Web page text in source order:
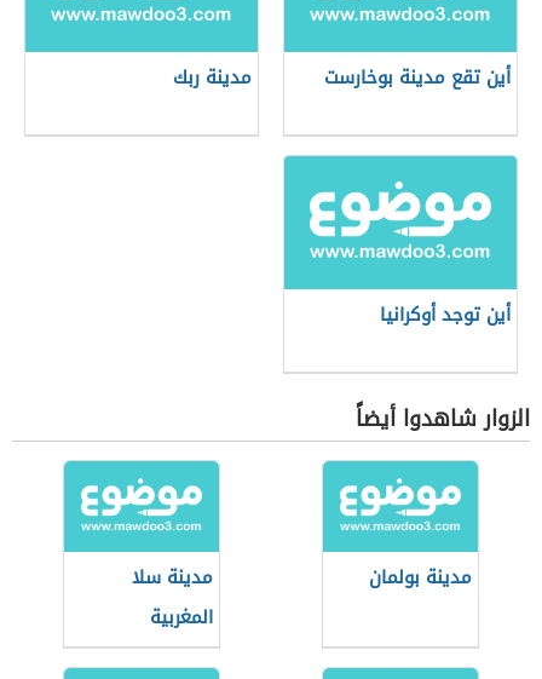
أين تقع مدينة بوخارست مدينة ربك
أين توجد أوكرانيا
الزوار شاهدوا أيضاً
مدينة بولمان
مدينة سلا
المغربية